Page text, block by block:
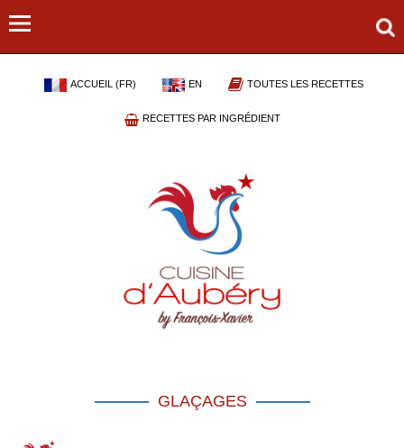
ACCUEIL (FR) EN TOUTES LES RECETTES
RECETTES PAR INGRÉDIENT
GLAÇAGES